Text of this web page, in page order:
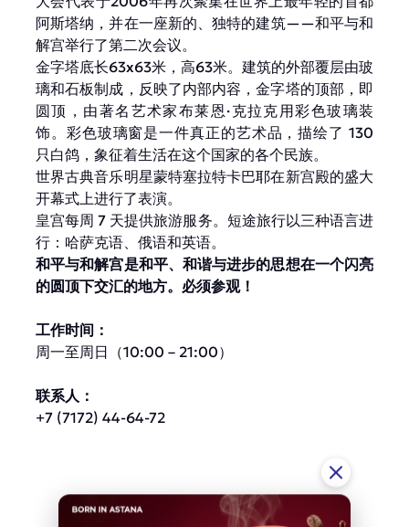
阿斯塔纳，并在一座新的、独特的建筑——和平与和
解宫举行了第二次会议。
金字塔底长63x63米，高63米。建筑的外部覆层由玻
璃和石板制成，反映了内部内容，金字塔的顶部，即
圆顶，由著名艺术家布莱恩·克拉克用彩色玻璃装
饰。彩色玻璃窗是一件真正的艺术品，描绘了 130
只白鸽，象征着生活在这个国家的各个民族。
世界古典音乐明星蒙特塞拉特卡巴耶在新宫殿的盛大
开幕式上进行了表演。
皇宫每周 7 天提供旅游服务。短途旅行以三种语言进
行：哈萨克语、俄语和英语。
和平与和解宫是和平、和谐与进步的思想在一个闪亮
的圆顶下交汇的地方。必须参观！
工作时间：
周一至周日（10:00 – 21:00）
联系人：
+7 (7172) 44-64-72